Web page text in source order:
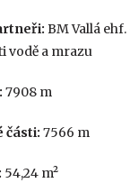
BM Vallá
vodě a mrazu
7908 m
části: 7566 m
54,24 m²